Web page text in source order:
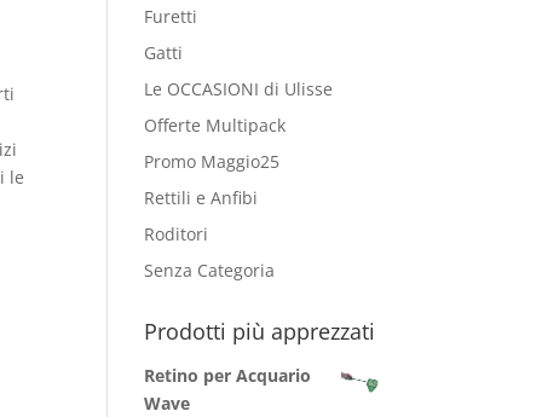
le
Furetti
Gatti
Le OCCASIONI di Ulisse
Offerte Multipack
Promo Maggio25
Rettili e Anfibi
Roditori
Senza Categoria
Prodotti più apprezzati
Retino per Acquario
Wave